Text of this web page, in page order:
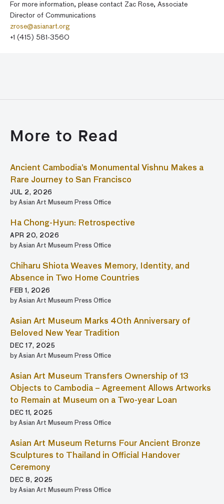
For more information, please contact Zac Rose, Associate
Director of Communications
zrose@asianart.org
+1 (415) 581-3560
More to Read
Ancient Cambodia’s Monumental Vishnu Makes a
Rare Journey to San Francisco
JUL 2, 2026
by Asian Art Museum Press Office
Ha Chong-Hyun: Retrospective
APR 20, 2026
by Asian Art Museum Press Office
Chiharu Shiota Weaves Memory, Identity, and
Absence in Two Home Countries
FEB 1, 2026
by Asian Art Museum Press Office
Asian Art Museum Marks 40th Anniversary of
Beloved New Year Tradition
DEC 17, 2025
by Asian Art Museum Press Office
Asian Art Museum Transfers Ownership of 13
Objects to Cambodia – Agreement Allows Artworks
to Remain at Museum on a Two-year Loan
DEC 11, 2025
by Asian Art Museum Press Office
Asian Art Museum Returns Four Ancient Bronze
Sculptures to Thailand in Official Handover
Ceremony
DEC 8, 2025
by Asian Art Museum Press Office